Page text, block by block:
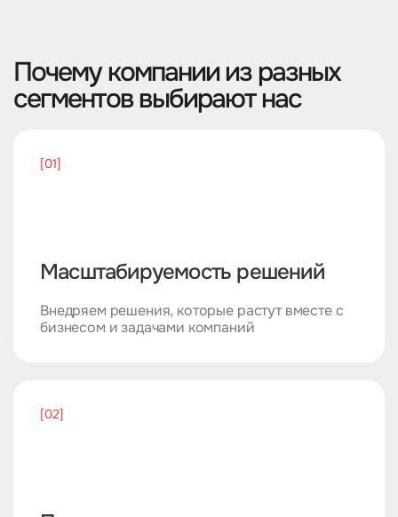
Почему компании из разных
сегментов выбирают нас
[01]
Масштабируемость решений
Внедряем решения, которые растут вместе с
бизнесом и задачами компаний
[02]